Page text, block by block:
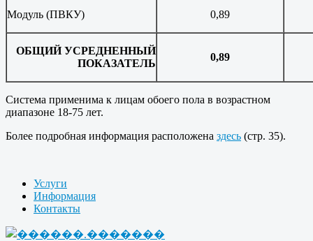
Модуль (ПВКУ) 0,89
ОБЩИЙ УСРЕДНЕННЫЙ
ПОКАЗАТЕЛЬ
0,89
Система применима к лицам обоего пола в возрастном
диапазоне 18-75 лет.
Более подробная информация расположена здесь (стр. 35).
Услуги
Информация
Контакты